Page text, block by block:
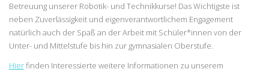
Betreuung unserer Robotik- und Technikkurse! Das Wichtigste ist
neben Zuverlässigkeit und eigenverantwortlichem Engagement
natürlich auch der Spaß an der Arbeit mit Schüler*innen von der
Unter- und Mittelstufe bis hin zur gymnasialen Oberstufe.
Hierfinden Interessierte weitere Informationen zu unserem